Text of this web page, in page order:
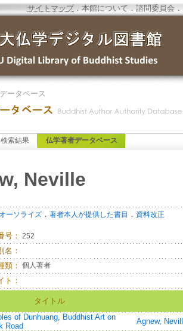
サイトマップ．本館について ．諮問委員会 ．
ータベース
検索結果 仏学著者データベース
Neville
ーソライズ ． 著者本人が提供した書目 ． 資料改正
号： 252
名：
類： 個人著者
ト：
タイトル
of Dunhuang, Buddhist Art on
Road
Agnew,